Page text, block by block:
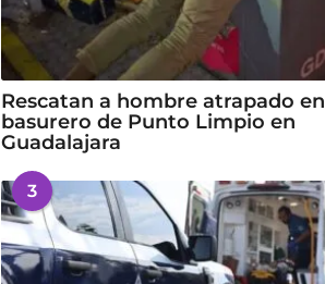
Rescatan a hombre atrapado en
basurero de Punto Limpio en
Guadalajara
3